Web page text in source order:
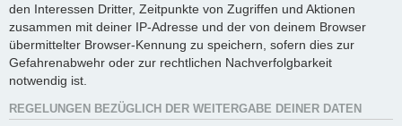
den Interessen Dritter, Zeitpunkte von Zugriffen und Aktionen
zusammen mit deiner IP-Adresse und der von deinem Browser
übermittelter Browser-Kennung zu speichern, sofern dies zur
Gefahrenabwehr oder zur rechtlichen Nachverfolgbarkeit
notwendig ist.
REGELUNGEN BEZÜGLICH DER WEITERGABE DEINER DATEN